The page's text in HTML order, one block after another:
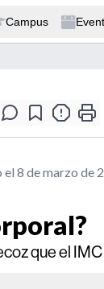
Campus
el 8 de marzo de
que el IMC